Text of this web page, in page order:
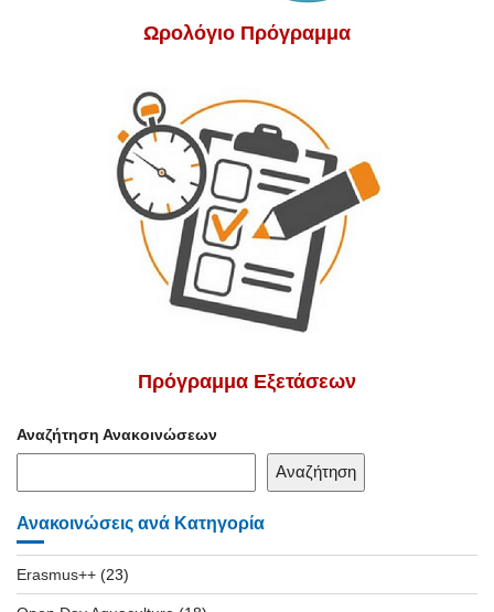
Ωρολόγιο Πρόγραμμα
Πρόγραμμα Εξετάσεων
Αναζήτηση Ανακοινώσεων
Αναζήτηση
Ανακοινώσεις ανά Κατηγορία
Erasmus++ (23)